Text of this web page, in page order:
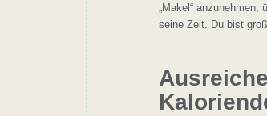
„Makel“
seine Zeit. Du bist